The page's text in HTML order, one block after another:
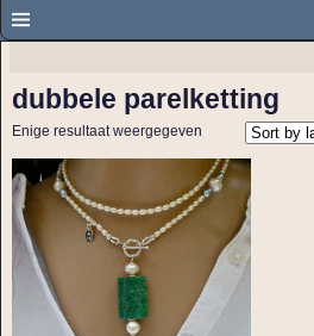
dubbele parelketting
Enige resultaat weergegeven